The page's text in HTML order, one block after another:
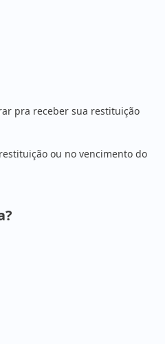
pra receber sua restituição
ou no vencimento do